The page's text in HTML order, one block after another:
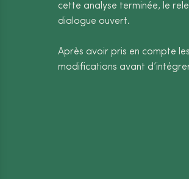
cette analyse terminée, le
dialogue ouvert.
Après avoir pris en compte
modifications avant